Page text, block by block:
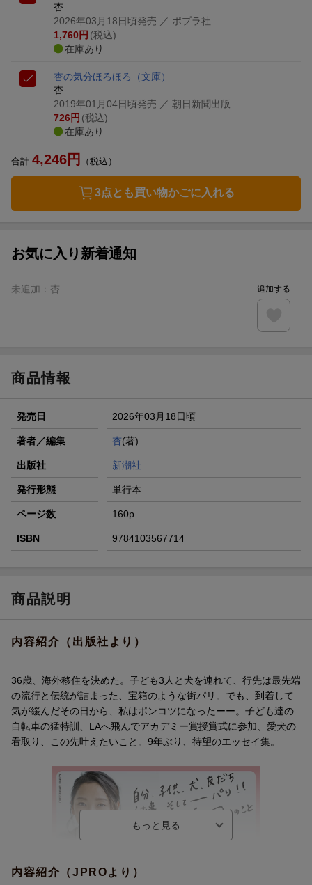
杏
2026年03月18日頃発売 ／ ポプラ社
1,760円 (税込)
在庫あり
杏の気分ほろほろ
（文庫）
杏
2019年01月04日頃発売 ／ 朝日新聞出版
726円 (税込)
在庫あり
合計 4,246円 （税込）
3点とも買い物かごに入れる
お気に入り新着通知
未追加： 杏 追加する
商品情報
発売日 2026年03月18日頃
著者／編集 杏(著)
出版社 新潮社
発行形態 単行本
ページ数 160p
ISBN 9784103567714
商品説明
内容紹介（出版社より）
36歳、海外移住を決めた。子ども3人と犬を連れて、行先は最先端
の流行と伝統が詰まった、宝箱のような街パリ。でも、到着して
気が緩んだその日から、私はポンコツになったーー。子ども達の
自転車の猛特訓、LAへ飛んでアカデミー賞授賞式に参加、愛犬の
看取り、この先叶えたいこと。9年ぶり、待望のエッセイ集。
内容紹介（JPROより）